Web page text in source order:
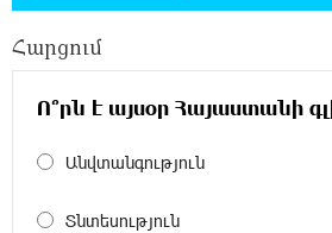
Չհանե´ս խաչդ,
Հայաստան
19:18:03 8-08-2026
Էթնա հրաբխի
Հարցում
Ո՞րն է այսօր Հայաստանի
Անվտանգություն
Տնտեսություն